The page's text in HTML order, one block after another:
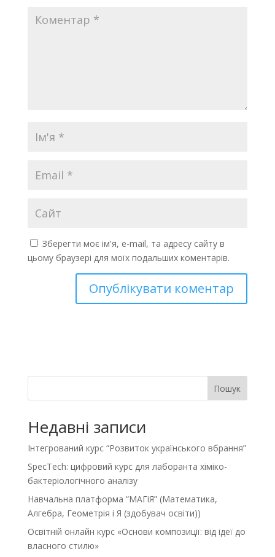
Зберегти моє ім'я, e-mail, та адресу сайту в
цьому браузері для моїх подальших коментарів.
Пошук
Недавні записи
Інтегрований курс “Розвиток українського вбрання”
SpecTech: цифровий курс для лаборанта хіміко-
бактеріологічного аналізу
Навчальна платформа “МАГіЯ” (Математика,
Алгебра, Геометрія і Я (здобувач освіти))
Освітній онлайн курс «Основи композиції: від ідеї до
власного стилю»